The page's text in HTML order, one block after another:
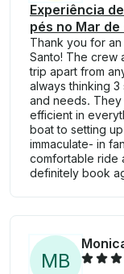
Experiência
pés no Mar
Thank you for
Santo! The crew
trip apart from
always thinking
and needs.
efficient in
boat to setting
immaculate- in
comfortable ride
definitely book
MB